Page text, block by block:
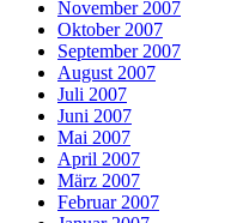
November 2007
Oktober 2007
September 2007
August 2007
Juli 2007
Juni 2007
Mai 2007
April 2007
März 2007
Februar 2007